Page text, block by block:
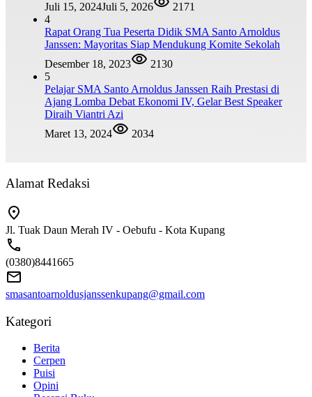
Juli 15, 2024Juli 5, 2026
2171
4
Rapat Orang Tua Peserta Didik SMA Santo Arnoldus
Janssen: Mayoritas Siap Mendukung Komite Sekolah
Desember 18, 2023
2130
5
Pelajar SMA Santo Arnoldus Janssen Raih Prestasi di
Ajang Lomba Debat Ekonomi IV, Gelar Best Speaker
Diraih Viantri Azi
Maret 13, 2024
2034
Alamat Redaksi
Jl. Tuak Daun Merah IV - Oebufu - Kota Kupang
(0380)8441665
smasantoarnoldusjanssenkupang@gmail.com
Kategori
Berita
Cerpen
Puisi
Opini